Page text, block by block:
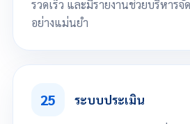
3. งานวิชาการ · ต
ความคืบหน้าการจัดตารางรายวิชา (% เสร็จ / กำลังดำ
ค
รวดเร็ว และมีรายงานช่วยบริหารจั
อย่างแม่นยำ
จัดการข้อมูลพื้นฐาน ระบ
การยืม-คืนหนังสือ การออกรา
25 ระบบประเมิน